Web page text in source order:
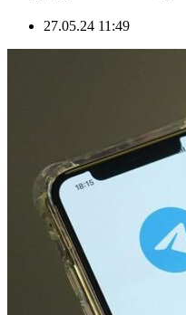
27.05.24 11:49